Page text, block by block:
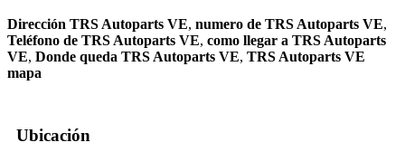
Dirección TRS Autoparts VE, numero de TRS Autoparts VE,
Teléfono de TRS Autoparts VE, como llegar a TRS Autoparts
VE, Donde queda TRS Autoparts VE, TRS Autoparts VE
mapa
Ubicación